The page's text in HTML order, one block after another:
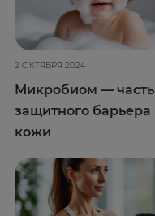
2 ОКТЯБРЯ 2024
Микробиом — часть
защитного барьера
кожи